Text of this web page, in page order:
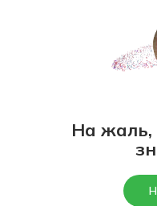
На жаль,